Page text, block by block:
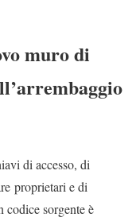
muro di
di accesso, di
proprietari e di
codice sorgente è